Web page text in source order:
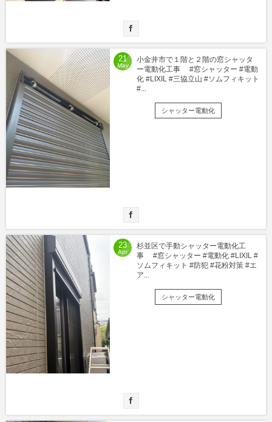
21
May
小金井市で１階と２階の窓シャッタ
ー電動化工事 #窓シャッター #電動
化 #LIXIL #三協立山 #ソムフィキット
#...
シャッター電動化
23
Apr
杉並区で手動シャッター電動化工
事 #窓シャッター #電動化 #LIXIL #
ソムフィキット #防犯 #花粉対策 #エ
ア...
シャッター電動化